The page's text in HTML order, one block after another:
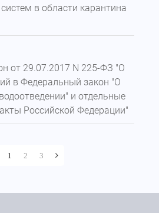
в области карантина
от 29.07.2017 N 225-ФЗ "О
в Федеральный закон "О
и отдельные
Российской Федерации"
1 2 3